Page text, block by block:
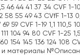
46 44 41 37 34 CVF 1-
55 49 43 CVfF 1-13
59 CVF 1-19 1,1 110,5
104 94 80 CVF 1-25
154 145 136 124
и материалы